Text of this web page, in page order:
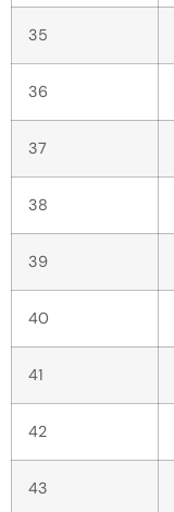
35
36
37
38
39
40
41
42
43